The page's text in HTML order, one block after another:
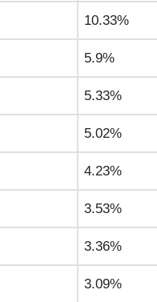
10.33%
5.9%
5.33%
5.02%
4.23%
3.53%
3.36%
3.09%